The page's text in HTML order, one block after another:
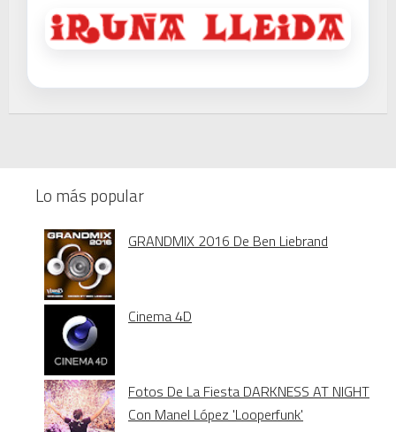
Lo más popular
GRANDMIX 2016 De Ben Liebrand
Cinema 4D
Fotos De La Fiesta DARKNESS AT NIGHT
Con Manel López 'Looperfunk'